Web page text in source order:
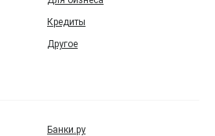
Кредиты
Другое
Банки.ру